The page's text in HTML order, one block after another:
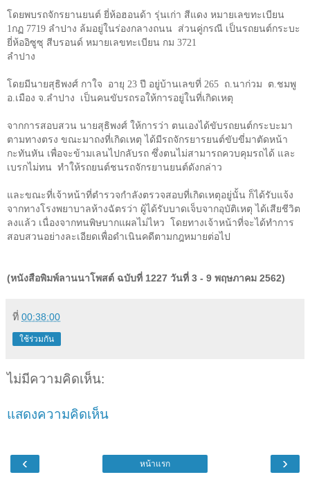
โดยพบรถจักรยานยนต์ ยี่ห้อฮอนด้า รุ่นเก่า สีแดง หมายเลขทะเบียน
1กฏ 7719 ลำปาง ล้มอยู่ในร่องกลางถนน
ส่วนคู่กรณี เป็นรถยนต์กระบะ
ยี่ห้ออิซูซุ สีบรอนด์ หมายเลขทะเบียน กม 3721
ลำปาง
โดยมีนายสุธิพงศ์ กาใจ อายุ 23 ปี อยู่บ้านเลขที่ 265 ถ.นาก่วม
ต.ชมพู
อ.เมือง จ.ลำปาง
เป็นคนขับรถรอให้การอยู่ในที่เกิดเหตุ
จากการสอบสวน นายสุธิพงศ์ ให้การว่า ตนเองได้ขับรถยนต์กระบะมา
ตามทางตรง ขณะมาถงที่เกิดเหตุ ได้มีรถจักรยารยนต์ขับขี่มาตัดหน้า
กะทันหัน เพื่อจะข้ามเลนไปกลับรถ ซึ่งตนไม่สามารถควบคุมรถได้ และ
เบรกไม่ทน ทำให้รถยนต์ชนรถจักรยานยนต์ดังกล่าว
และขณะที่เจ้าหน้าที่ตำรวจกำลังตรวจสอบที่เกิดเหตุอยู่นั้น ก็ได้รับแจ้ง
จากทางโรงพยาบาลห้างฉัตรว่า ผู้ได้รับบาดเจ็บจากอุบัติเหตุ ได้เสียชีวิต
ลงแล้ว เนื่องจากทนพิษบากแผลไม่ไหว
โดยทางเจ้าหน้าที่จะได้ทำการ
สอบสวนอย่างละเอียดเพื่อดำเนินคดีตามกฎหมายต่อไป
(หนังสือพิมพ์ลานนาโพสต์ ฉบับที่ 1227 วันที่ 3 - 9 พฤษภาคม 2562)
ที่ 00:38:00
ใช้ร่วมกัน
ไม่มีความคิดเห็น:
แสดงความคิดเห็น
‹ ›
หน้าแรก